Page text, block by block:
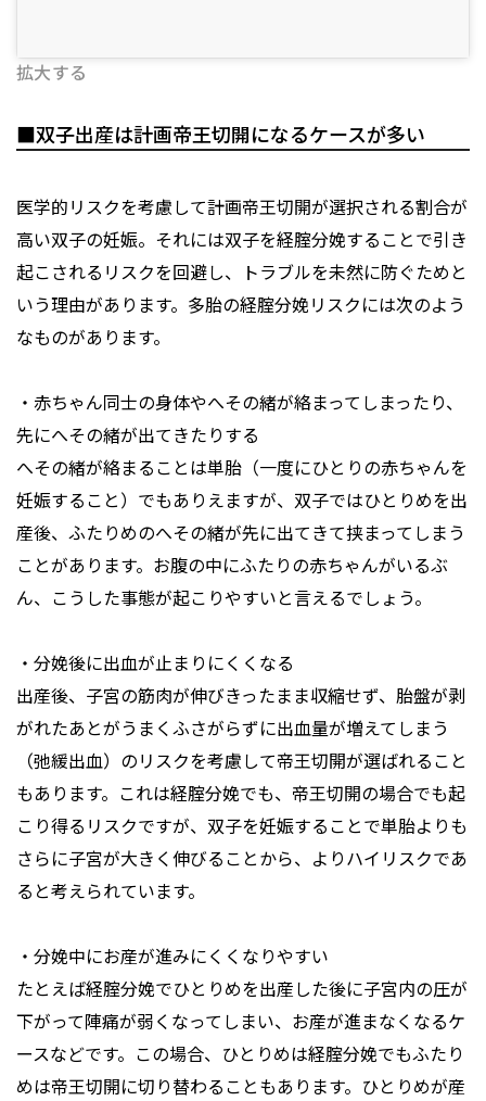
拡大する
■双子出産は計画帝王切開になるケースが多い
医学的リスクを考慮して計画帝王切開が選択される割合が
高い双子の妊娠。それには双子を経腟分娩することで引き
起こされるリスクを回避し、トラブルを未然に防ぐためと
いう理由があります。多胎の経腟分娩リスクには次のよう
なものがあります。
・赤ちゃん同士の身体やへその緒が絡まってしまったり、
先にへその緒が出てきたりする
へその緒が絡まることは単胎（一度にひとりの赤ちゃんを
妊娠すること）でもありえますが、双子ではひとりめを出
産後、ふたりめのへその緒が先に出てきて挟まってしまう
ことがあります。お腹の中にふたりの赤ちゃんがいるぶ
ん、こうした事態が起こりやすいと言えるでしょう。
・分娩後に出血が止まりにくくなる
出産後、子宮の筋肉が伸びきったまま収縮せず、胎盤が剥
がれたあとがうまくふさがらずに出血量が増えてしまう
（弛緩出血）のリスクを考慮して帝王切開が選ばれること
もあります。これは経腟分娩でも、帝王切開の場合でも起
こり得るリスクですが、双子を妊娠することで単胎よりも
さらに子宮が大きく伸びることから、よりハイリスクであ
ると考えられています。
・分娩中にお産が進みにくくなりやすい
たとえば経腟分娩でひとりめを出産した後に子宮内の圧が
下がって陣痛が弱くなってしまい、お産が進まなくなるケ
ースなどです。この場合、ひとりめは経腟分娩でもふたり
めは帝王切開に切り替わることもあります。ひとりめが産